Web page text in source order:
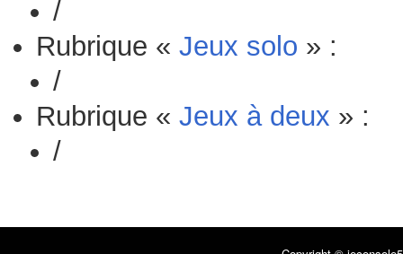
/
Rubrique « Jeux solo » :
/
Rubrique « Jeux à deux » :
/